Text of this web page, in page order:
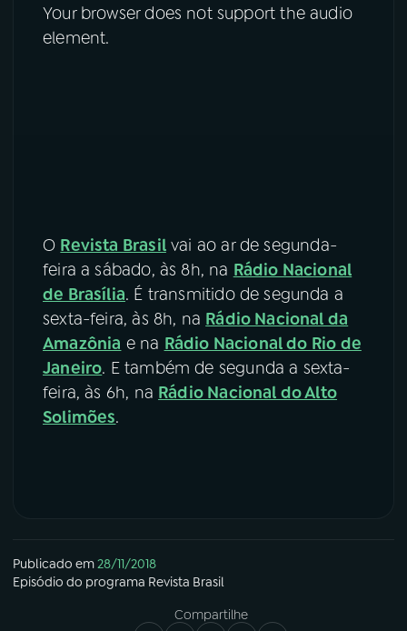
Your browser does not support the audio
element.
O Revista Brasilvai ao ar de segunda-
feira a sábado, às 8h, na Rádio Nacional
de Brasília. É transmitido de segunda a
sexta-feira, às 8h, na Rádio Nacional da
Amazônia e na Rádio Nacional do Rio de
Janeiro. E também de segunda a sexta-
feira, às 6h, na Rádio Nacional do Alto
Solimões.
Publicado em28/11/2018
Episódio do programa Revista Brasil
Compartilhe